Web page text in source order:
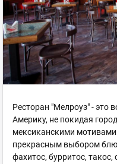
Ресторан "Мелроуз" - это
Америку, не покидая
мексиканскими мотивами
прекрасным выбором
фахитос, бурритос, такос,